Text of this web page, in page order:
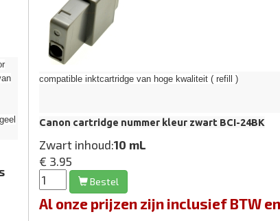
compatible inktcartridge van hoge kwaliteit ( refill )
Canon cartridge nummer kleur zwart BCI-24BK
Zwart inhoud:10 mL
€ 3.95
Bestel
Al onze prijzen zijn inclusief BTW